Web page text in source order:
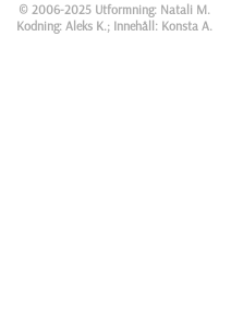
© 2006-2025 Utformning: Natali M.
Kodning: Aleks K.; Innehåll: Konsta A.